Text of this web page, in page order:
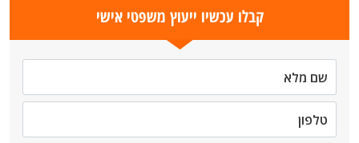
קבלו עכשיו ייעוץ משפטי אישי